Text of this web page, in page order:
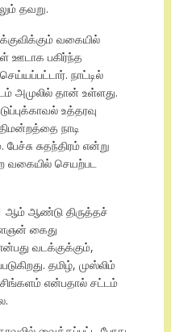
தவறு.
வகையில்
பகிர்ந்த
நாட்டில்
அமுலில் தான் உள்ளது.
உத்தரவு
நாடி
சுதந்திரம் என்று
வகையில் செயற்பட
ஆம் ஆண்டு திருத்தச்
கைது
வடக்குக்கும்,
தமிழ், முஸ்லிம்
என்பதால் சட்டம்